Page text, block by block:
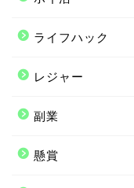
ライフハック
レジャー
副業
懸賞